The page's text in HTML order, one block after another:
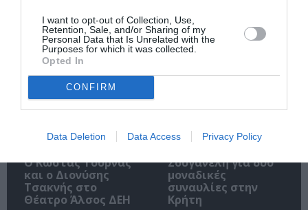
I want to opt-out of Collection, Use,
Retention, Sale, and/or Sharing of my
Personal Data that Is Unrelated with the
Purposes for which it was collected.
Opted In
CONFIRM
Data Deletion Data Access Privacy Policy
Σχετικά Άρθρα
Ο Κώστας Τουρνάς
και ο Διονύσης
Τσακνής στο
Θέατρο Άλσος ΔΕΗ
Ζουγανέλη για δύο
μοναδικές
συναυλίες στην
Κρήτη